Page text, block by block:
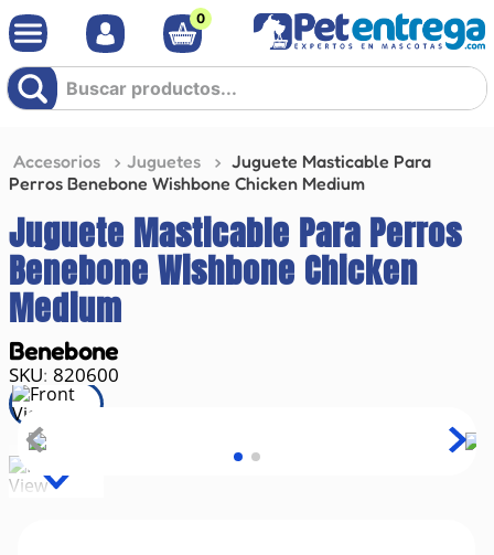
0
Buscar productos...
Accesorios Juguetes
Juguete Masticable Para
Perros Benebone Wishbone Chicken Medium
Juguete Masticable Para Perros
Benebone Wishbone Chicken
Medium
Benebone
: 820600